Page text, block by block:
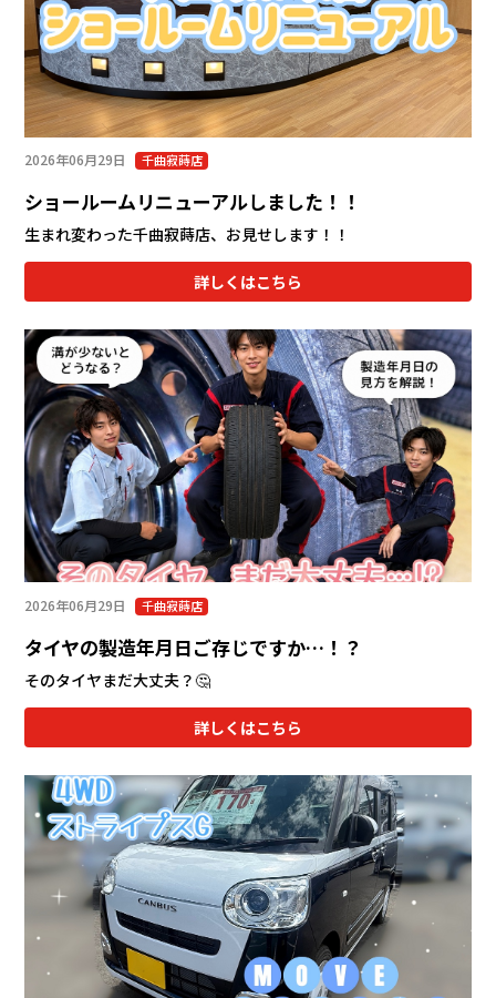
カタ
リコ
2026年06月29日 千曲寂蒔店
ショールームリニューアルしました！！
生まれ変わった千曲寂蒔店、お見せします！！
詳しくはこちら
2026年06月29日 千曲寂蒔店
タイヤの製造年月日ご存じですか…！？
そのタイヤまだ大丈夫？🤔
詳しくはこちら